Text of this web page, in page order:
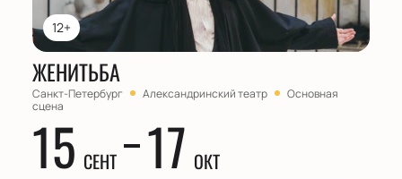
12+
ЖЕНИТЬБА
Санкт-Петербург Александринский театр
Основная
сцена
15 СЕНТ 17 ОКТ